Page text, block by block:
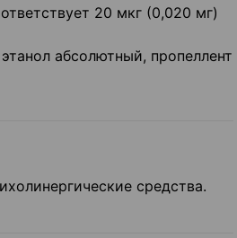
20 мкг (0,020 мг)
абсолютный, пропеллент
средства.